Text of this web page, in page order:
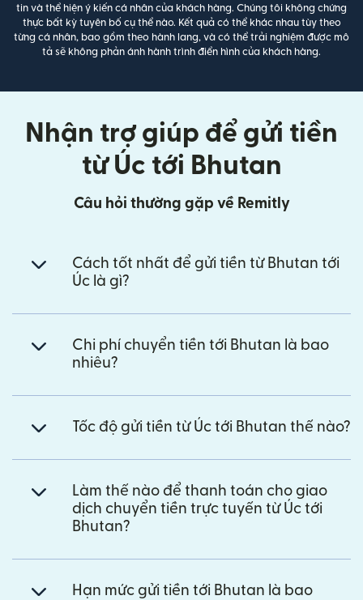
tin và thể hiện ý kiến cá nhân của khách hàng. Chúng tôi không chứng
thực bất kỳ tuyên bố cụ thể nào. Kết quả có thể khác nhau tùy theo
từng cá nhân, bao gồm theo hành lang, và có thể trải nghiệm được mô
tả sẽ không phản ánh hành trình điển hình của khách hàng.
Nhận trợ giúp để gửi tiền
từ Úc tới Bhutan
Câu hỏi thường gặp về Remitly
Cách tốt nhất để gửi tiền từ Bhutan tới
Úc là gì?
Chi phí chuyển tiền tới Bhutan là bao
nhiêu?
Tốc độ gửi tiền từ Úc tới Bhutan thế nào?
Làm thế nào để thanh toán cho giao
dịch chuyển tiền trực tuyến từ Úc tới
Bhutan?
Hạn mức gửi tiền tới Bhutan là bao